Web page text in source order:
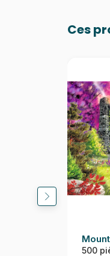
Ces
500